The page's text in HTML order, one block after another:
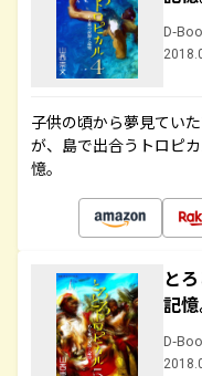
D-
子供の頃から夢見てい
が、島で出合うトロピ
憶。
と
記
D-